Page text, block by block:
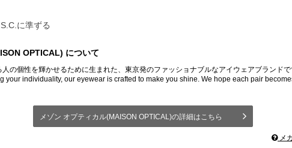
に準ずる
OPTICAL) について
の個性を輝かせるために生まれた、東京発のファッショナブルなアイウェアブランドで
your individuality, our eyewear is crafted to make you shine. We hope each pair
メゾン オプティカル(MAISON OPTICAL)の詳細はこちら
メ